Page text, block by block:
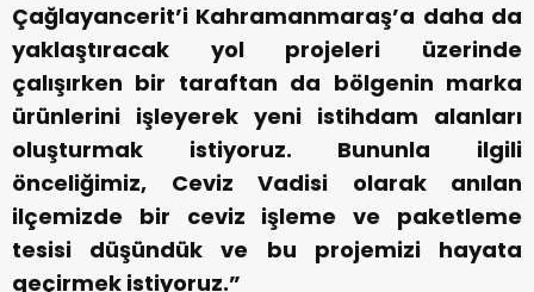
Çağlayancerit’i Kahramanmaraş’a daha da
yaklaştıracak yol projeleri üzerinde
çalışırken bir taraftan da bölgenin marka
ürünlerini işleyerek yeni istihdam alanları
oluşturmak istiyoruz. Bununla ilgili
önceliğimiz, Ceviz Vadisi olarak anılan
ilçemizde bir ceviz işleme ve paketleme
tesisi düşündük ve bu projemizi hayata
geçirmek istiyoruz.”